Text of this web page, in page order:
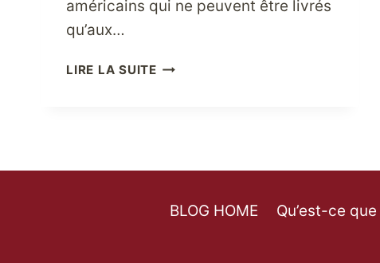
américains qui ne peuvent être livrés
qu’aux…
LIRE LA SUITEACHETEZ
ENBLOG HOME Qu’est-ce